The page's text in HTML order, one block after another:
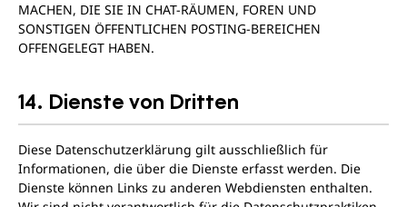
MACHEN, DIE SIE IN CHAT-RÄUMEN, FOREN UND
SONSTIGEN ÖFFENTLICHEN POSTING-BEREICHEN
OFFENGELEGT HABEN.
14. Dienste von Dritten
Diese Datenschutzerklärung gilt ausschließlich für
Informationen, die über die Dienste erfasst werden. Die
Dienste können Links zu anderen Webdiensten enthalten.